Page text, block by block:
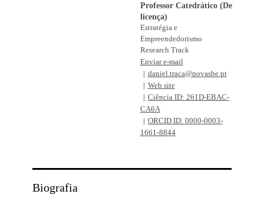
Professor Catedrático (De
licença)
Estratégia e
Empreendedorismo
Research Track
Enviar e-mail
daniel.traca@novasbe.pt
Web site
Ciência ID: 261D-EBAC-
CA6A
ORCID ID: 0000-0003-
1661-8844
Biografia